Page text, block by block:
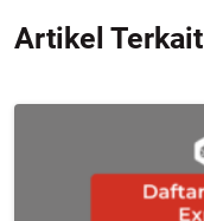
Artikel Terkait